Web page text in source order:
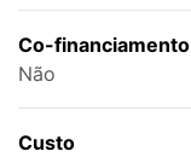
Co-financiamento
Não
Custo